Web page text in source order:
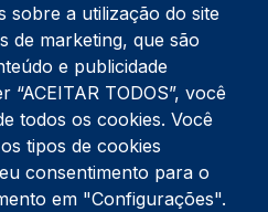
Gafanha da Nazaré
sobre a utilização do site
de marketing, que são
e publicidade
“ACEITAR TODOS”, você
todos os cookies. Você
tipos de cookies
consentimento para o
em "Configurações".